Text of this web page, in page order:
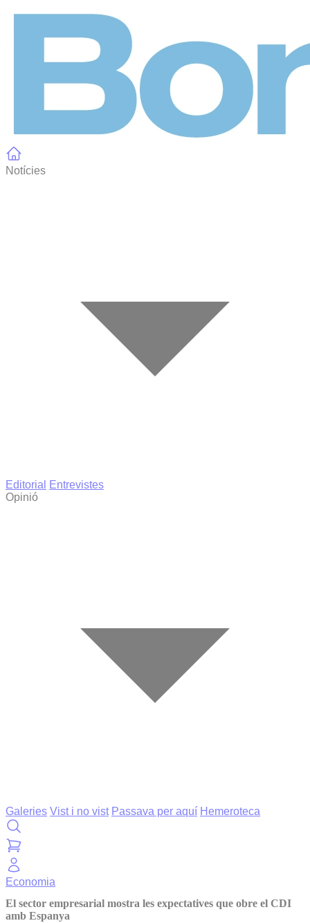
Notícies
Editorial
Entrevistes
Opinió
Galeries Vist i no vist Passava per aquí Hemeroteca
Economia
El sector empresarial mostra les expectatives que obre el CDI
amb Espanya